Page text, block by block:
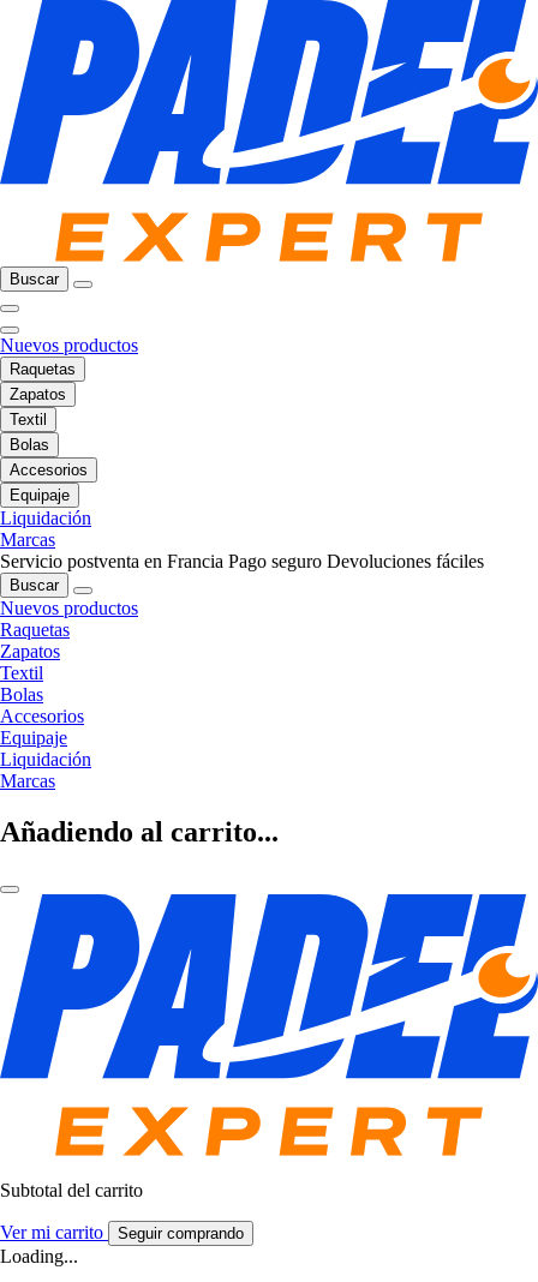
Buscar
Nuevos productos
Raquetas
Zapatos
Textil
Bolas
Accesorios
Equipaje
Liquidación
Marcas
Servicio postventa en Francia Pago seguro Devoluciones fáciles
Buscar
Nuevos productos
Raquetas
Zapatos
Textil
Bolas
Accesorios
Equipaje
Liquidación
Marcas
Añadiendo al carrito...
Subtotal del carrito
Ver mi carrito Seguir comprando
Loading...